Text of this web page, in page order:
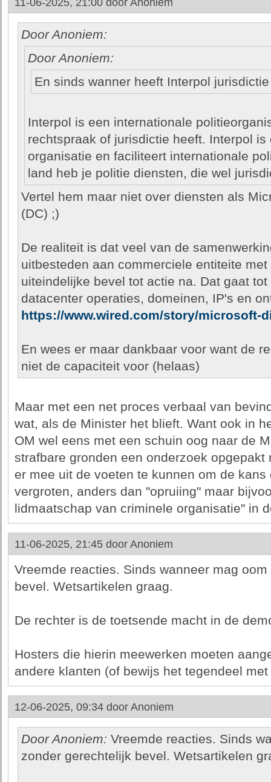
11-06-2025, 21:00 door Anoniem
Door Anoniem:
Door Anoniem:
En sinds wanner heeft Interpol
Interpol is een internationale
rechtspraak of jurisdictie heeft. Interpol
organisatie en faciliteert internationale
land heb je politie diensten, die wel
Vertel hem maar niet over diensten als
(DC) ;)
De realiteit is dat veel van de
uitbesteden aan commerciele entiteite
uiteindelijke bevel tot actie na. Dat gaat
datacenter operaties, domeinen, IP's en
https://www.wired.com/story/microsoft-
En wees er maar dankbaar voor want de
niet de capaciteit voor (helaas)
Maar met een net proces verbaal van
wat, als de Minister het blieft. Want ook in
OM wel eens met een schuin oog naar de
strafbare gronden een onderzoek
er mee uit de voeten te kunnen om de
vergroten, anders dan "opruiing" maar
lidmaatschap van criminele organisatie" in
11-06-2025, 21:45 door Anoniem
Vreemde reacties. Sinds wanneer mag
bevel. Wetsartikelen graag.
De rechter is de toetsende macht in de
Hosters die hierin meewerken moeten
andere klanten (of bewijs het tegendeel
12-06-2025, 09:34 door Anoniem
Door Anoniem: Vreemde reacties. Sinds
zonder gerechtelijk bevel. Wetsartikelen